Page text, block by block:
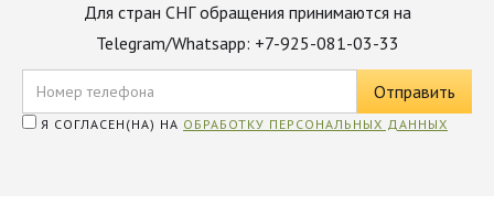
Для стран СНГ обращения принимаются на
Telegram/Whatsapp: +7-925-081-03-33
Я СОГЛАСЕН(НА) НА ОБРАБОТКУ ПЕРСОНАЛЬНЫХ ДАННЫХ